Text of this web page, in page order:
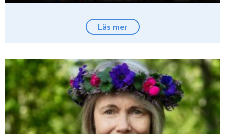
Läs mer